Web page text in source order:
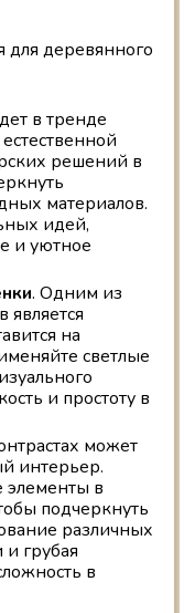
в тренде
решений в
материалов.
идей,
и уютное
. Одним из
на
светлые
и простоту в
может
интерьер.
элементы в
подчеркнуть
различных
и грубая
в